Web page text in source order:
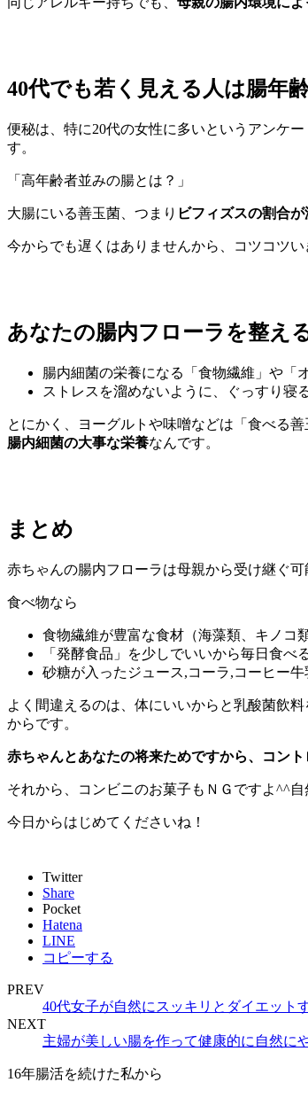
40代でも若く見える人は腸年
便秘は、特に20代の女性に多いというアンケ
す。
「高年齢者並みの腸とは？」
大腸にいる善玉菌、つまり ビフィズスの割合
今からでも遅くはありませんから、コツコツい
あなたの腸内フローラを整え
腸内細菌の栄養になる「食物繊維」や「
ストレスを溜めないように、ぐっすり寝る
とにかく、ヨーグルトや味噌などは「食べる善
腸内細菌の大事な栄養なんです。
まとめ
赤ちゃんの腸内フローラは母親から受け継ぐ
食べ物なら
食物繊維が豊富な食材（海藻類、キノコ
「発酵食品」を少しでいいから毎日食べ
砂糖が入ったジュース,コーラ,コーヒー
よく間違えるのは、体にいいからと乳酸菌飲
からです。
赤ちゃんとあなたの将来ためですから、コント
それから、コンビニのお菓子もＮＧですよ^^
今日からはじめてくださいね！
Twitter
Share
Pocket
Hatena
LINE
コピーする
PREV
40代女子が自然にスッキリとダイエット
NEXT
主婦が美しい腸を作って健康的に自然に
16年腸活を続けた私から